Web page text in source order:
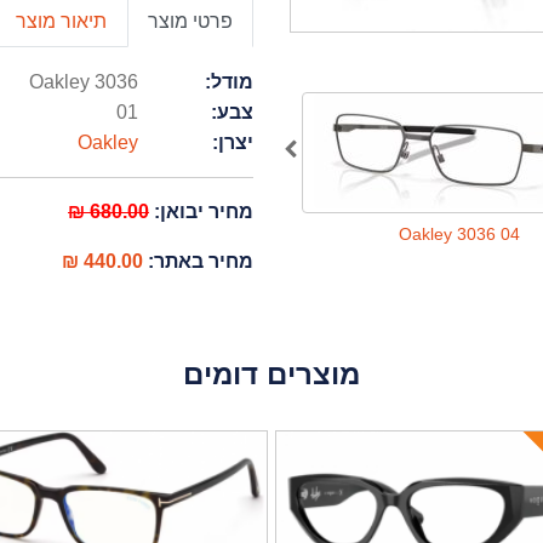
Oakley 3036 04
פרטי מוצר תיאור מוצר
מודל:
Oakley 3036
צבע:
01
יצרן:
Oakley
מחיר יבואן: 680.00 ₪
מחיר באתר: 440.00 ₪
מוצרים דומים